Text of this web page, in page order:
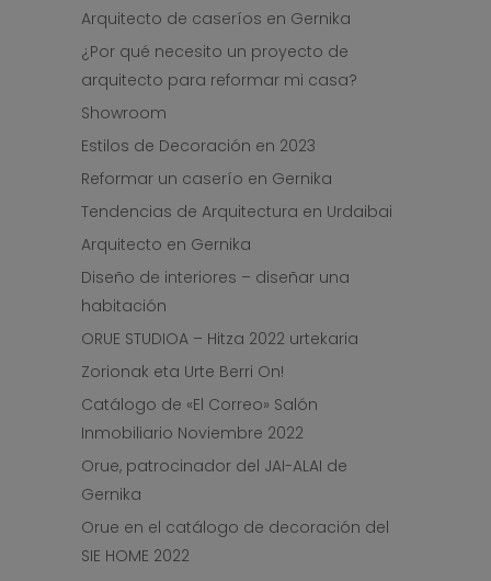
Arquitecto de caseríos en Gernika
¿Por qué necesito un proyecto de
arquitecto para reformar mi casa?
Showroom
Estilos de Decoración en 2023
Reformar un caserío en Gernika
Tendencias de Arquitectura en Urdaibai
Arquitecto en Gernika
Diseño de interiores – diseñar una
habitación
ORUE STUDIOA – Hitza 2022 urtekaria
Zorionak eta Urte Berri On!
Catálogo de «El Correo» Salón
Inmobiliario Noviembre 2022
Orue, patrocinador del JAI-ALAI de
Gernika
Orue en el catálogo de decoración del
SIE HOME 2022